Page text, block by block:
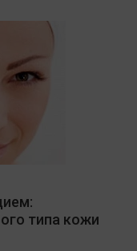
типа кожи